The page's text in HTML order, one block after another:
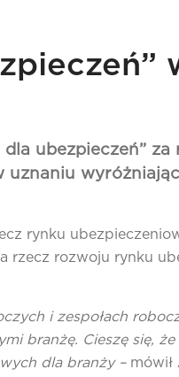
dla ubezpieczeń”
uznaniu
rynku
rzecz rozwoju rynku
i zespołach
branżę. Cieszę się,
dla branży – mówił